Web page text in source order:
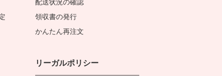
配送状況の確認
領収書の発行
かんたん再注文
リーガルポリシー